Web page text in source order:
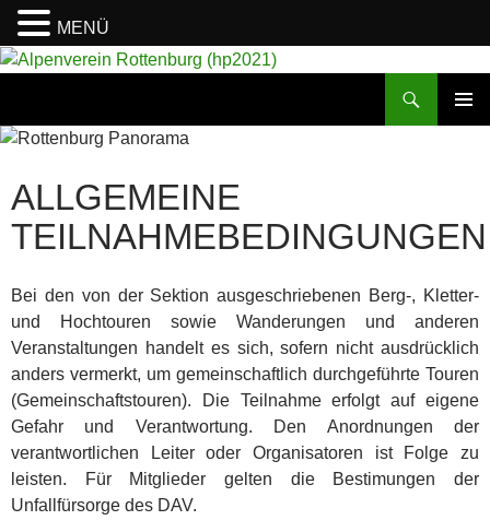
INHALT
ALLGEMEINE
TEILNAHMEBEDINGUNGEN
Bei den von der Sektion ausgeschriebenen Berg-, Kletter-
und Hochtouren sowie Wanderungen und anderen
Veranstaltungen handelt es sich, sofern nicht ausdrücklich
anders vermerkt, um gemeinschaftlich durchgeführte Touren
(Gemeinschaftstouren). Die Teilnahme erfolgt auf eigene
Gefahr und Verantwortung. Den Anordnungen der
verantwortlichen Leiter oder Organisatoren ist Folge zu
leisten. Für Mitglieder gelten die Bestimungen der
Unfallfürsorge des DAV.
MENÜ